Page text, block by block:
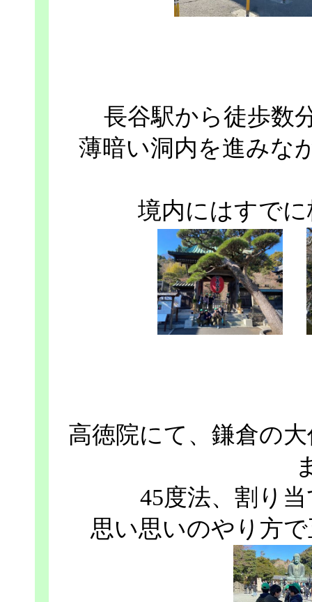
長谷駅から徒歩数
薄暗い洞内を進みな
境内にはすで
高徳院にて、鎌倉の
45度法、割り
思い思いのやり方